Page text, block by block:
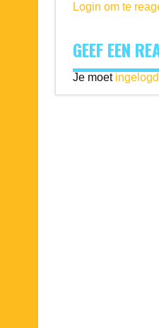
Login om te
GEEF EEN
Je moet